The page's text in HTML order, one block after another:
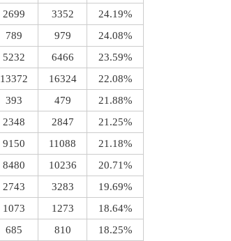
2699 3352
24.19%
789 979
24.08%
5232 6466
23.59%
13372 16324
22.08%
393 479
21.88%
2348 2847
21.25%
9150 11088
21.18%
8480 10236
20.71%
2743 3283
19.69%
1073 1273
18.64%
685 810
18.25%